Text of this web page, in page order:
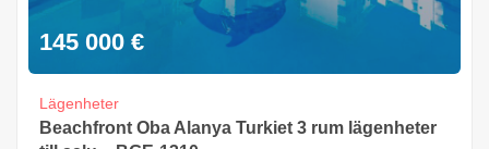
145 000 €
Lägenheter
Beachfront Oba Alanya Turkiet 3 rum lägenheter